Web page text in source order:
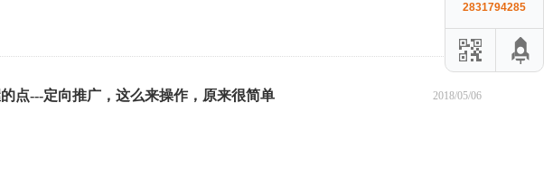
点---定向推广，这么来操作，原来很简单 2018/05/06
2831794285